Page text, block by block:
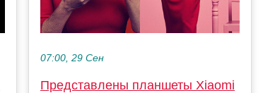
07:00, 29 Сен
Представлены планшеты Xiaomi